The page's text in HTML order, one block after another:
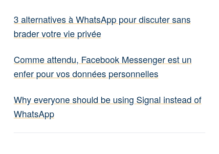
3 alternatives à WhatsApp pour discuter sans
brader votre vie privée
Comme attendu, Facebook Messenger est un
enfer pour vos données personnelles
Why everyone should be using Signal instead of
WhatsApp